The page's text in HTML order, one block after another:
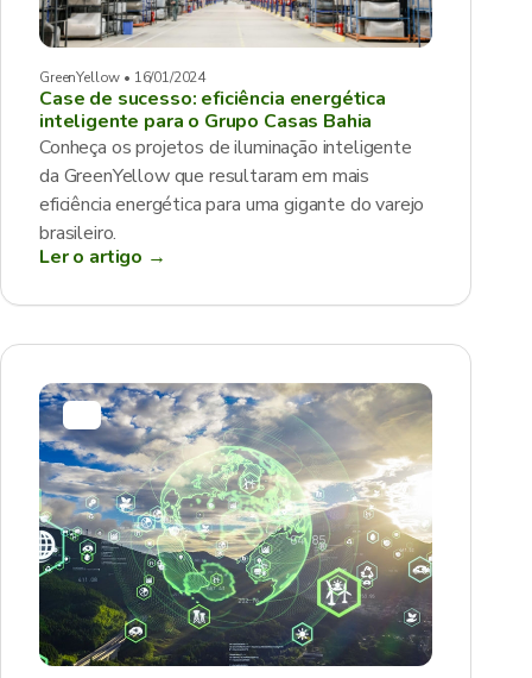
GreenYellow • 16/01/2024
Case de sucesso: eficiência energética
inteligente para o Grupo Casas Bahia
Conheça os projetos de iluminação inteligente
da GreenYellow que resultaram em mais
eficiência energética para uma gigante do varejo
brasileiro.
Ler o artigo →